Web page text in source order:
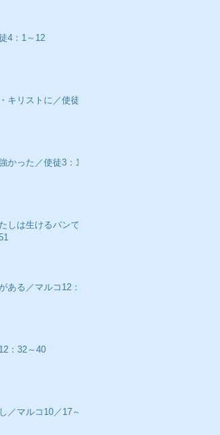
4：1～12
キリストに／使徒
かった／使徒3：1
しは生けるパンで
ある／マルコ12：
：32～40
／マルコ10／17～